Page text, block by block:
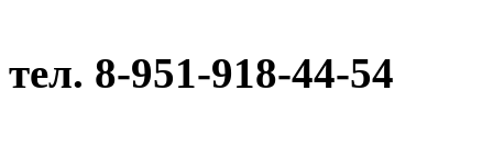
тел. 8-951-918-44-54